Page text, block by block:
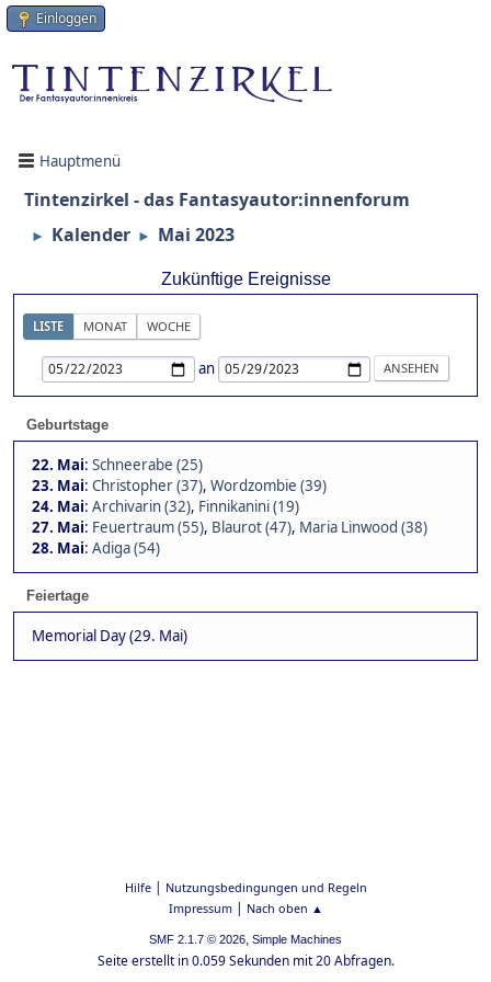
Einloggen
Hauptmenü
Tintenzirkel - das Fantasyautor:innenforum
► Kalender ► Mai 2023
Zukünftige Ereignisse
LISTE MONAT WOCHE
an
Geburtstage
22. Mai: Schneerabe (25)
23. Mai: Christopher (37), Wordzombie (39)
24. Mai: Archivarin (32), Finnikanini (19)
27. Mai: Feuertraum (55), Blaurot (47), Maria Linwood (38)
28. Mai: Adiga (54)
Feiertage
Memorial Day (29. Mai)
Hilfe| Nutzungsbedingungen und Regeln
Impressum| Nach oben ▲
SMF 2.1.7 © 2026, Simple Machines
Seite erstellt in 0.059 Sekunden mit 20 Abfragen.